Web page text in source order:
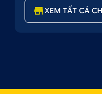
XEM TẤT CẢ